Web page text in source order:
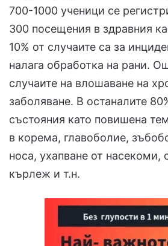
700-1000 ученици се
300 посещения в здравния
10% от случаите са за
налага обработка на рани.
случаите на влошаване на
заболяване. В останалите
състояния като повишена
в корема, главоболие,
носа, ухапване от насекоми,
кърлеж и т.н.